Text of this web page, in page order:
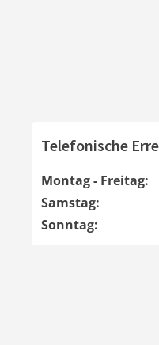
Telefonische
Montag - Freitag:
Samstag:
Sonntag: